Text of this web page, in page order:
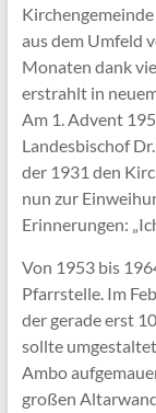
aus dem Umfeld
Monaten dank
erstrahlt in
Am 1. Advent
Landesbischof
der 1931 den
nun zur
Erinnerungen:
Von 1953 bis
Pfarrstelle. Im
der gerade erst
sollte
Ambo
großen